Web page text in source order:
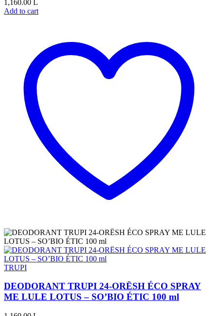
1,160.00
L
Add to cart
TRUPI
DEODORANT TRUPI 24-ORËSH ÉCO SPRAY
ME LULE LOTUS – SO’BIO ÉTIC 100 ml